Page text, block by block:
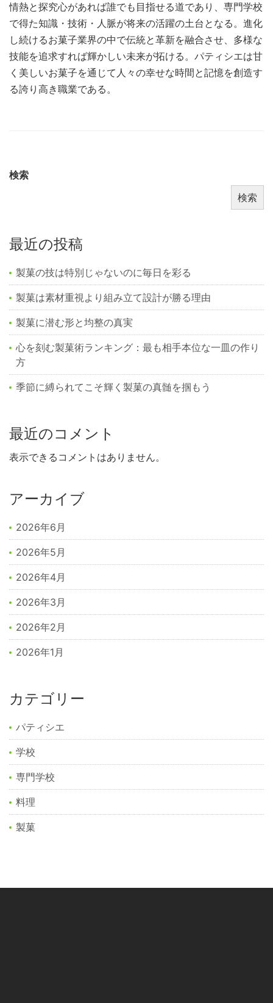
情熱と探究心があれば誰でも目指せる道であり、専門学校
で得た知識・技術・人脈が将来の活躍の土台となる。進化
し続けるお菓子業界の中で伝統と革新を融合させ、多様な
技能を追求すれば輝かしい未来が拓ける。パティシエは甘
く美しいお菓子を通じて人々の幸せな時間と記憶を創造す
る誇り高き職業である。
検索
検索
最近の投稿
製菓の技は特別じゃないのに毎日を彩る
製菓は素材重視より組み立て設計が勝る理由
製菓に潜む形と均整の真実
心を刻む製菓術ランキング：最も相手本位な一皿の作り
方
季節に縛られてこそ輝く製菓の真髄を掴もう
最近のコメント
表示できるコメントはありません。
アーカイブ
2026年6月
2026年5月
2026年4月
2026年3月
2026年2月
2026年1月
カテゴリー
パティシエ
学校
専門学校
料理
製菓